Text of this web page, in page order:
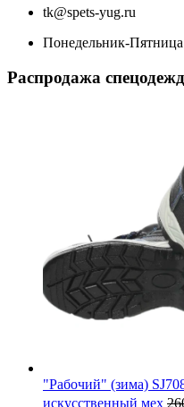
tk@spets-yug.ru
Понедельник-
Распродажа
"Рабочий" (зима)
искусственный мех